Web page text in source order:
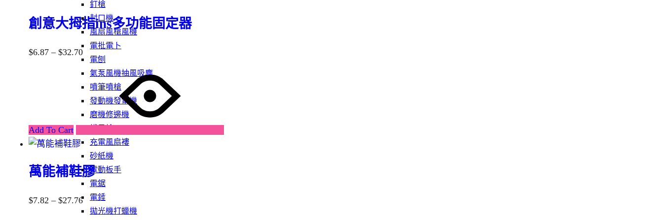
釘槍
封口機
風扇風槍風機
電批電卜
電刨
氣泵風機抽風吸塵
噴筆噴槍
發動機發電機
磨機修邊機
充電風扇褸
砂紙機
電動板手
電鋸
電錘
拋光機打蠟機
創意大拇指ins多功能固定器
$6.87 – $32.70
Add To Cart
萬能補鞋膠
$7.82 – $27.76